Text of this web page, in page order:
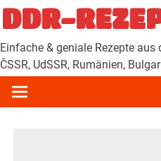
Zum
Inhalt
springen
DDR-
Einfache & geniale Rezepte aus
ČSSR, UdSSR, Rumänien,